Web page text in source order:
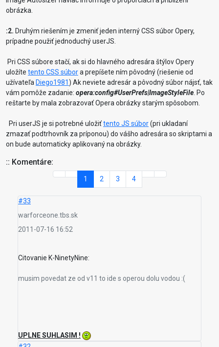
obrázka.
:2. Druhým riešením je zmeniť jeden interný CSS súbor Opery,
prípadne použiť jednoduchý userJS.
Pri CSS súbore stačí, ak si do hlavného adresára štýlov Opery
uložíte tento CSS súbora prepíšete ním pôvodný (riešenie od
užívateľa Diego1981) Ak neviete adresár a pôvodný súbor nájsť, tak
vám pomôže zadanie: opera:config#UserPrefs|ImageStyleFile . Po
reštarte by mala zobrazovať Opera obrázky starým spôsobom.
Pri userJS je si potrebné uložiťtento JS súbor(pri ukladaní
zmazať podtrhovník za príponou) do vášho adresára so skriptami a
on bude automaticky aplikovaný na obrázky.
:: Komentáre:
1 2 3 4
#33
warforceone.tbs.sk
2011-07-16 16:52
Citovanie K-NinetyNine:
musim povedat ze od v11 to ide s operou dolu vodou :(
UPLNE SUHLASIM !